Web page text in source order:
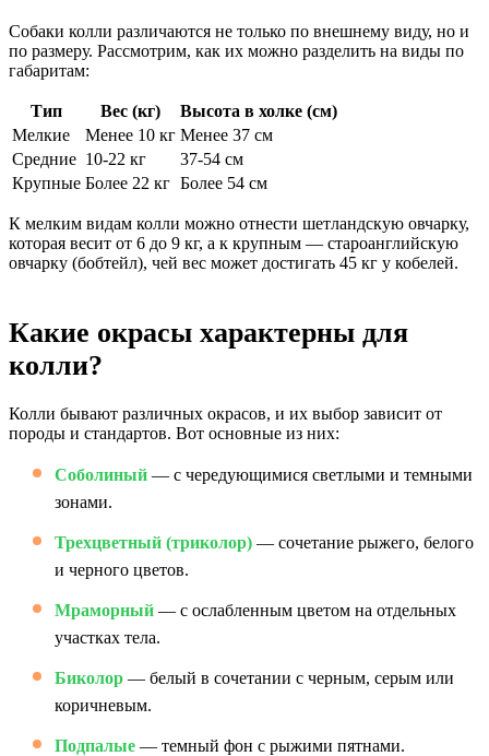
Собаки колли различаются не только по внешнему виду, но и
по размеру. Рассмотрим, как их можно разделить на виды по
габаритам:
Тип Вес (кг)
Высота в холке (см)
Мелкие
Менее 10 кг Менее 37 см
Средние 10-22 кг
37-54 см
Крупные Более 22 кг Более 54 см
К мелким видам колли можно отнести шетландскую овчарку,
которая весит от 6 до 9 кг, а к крупным — староанглийскую
овчарку (бобтейл), чей вес может достигать 45 кг у кобелей.
Какие окрасы характерны для
колли?
Колли бывают различных окрасов, и их выбор зависит от
породы и стандартов. Вот основные из них:
Соболиный — с чередующимися светлыми и темными
зонами.
Трехцветный (триколор) — сочетание рыжего, белого
и черного цветов.
Мраморный — с ослабленным цветом на отдельных
участках тела.
Биколор — белый в сочетании с черным, серым или
коричневым.
Подпалые — темный фон с рыжими пятнами.